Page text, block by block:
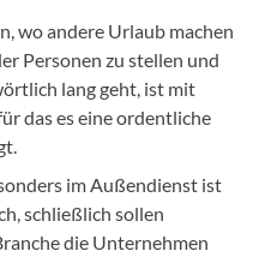
wo andere Urlaub machen
Personen zu stellen und
lang geht, ist mit
das es eine ordentliche
im Außendienst ist
schließlich sollen
die Unternehmen